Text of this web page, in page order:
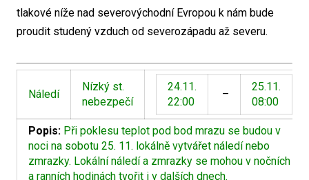
tlakové níže nad severovýchodní Evropou k nám bude
proudit studený vzduch od severozápadu až severu.
Náledí
Nízký st.
nebezpečí
24.11.
22:00
–
25.11.
08:00
Popis: Při poklesu teplot pod bod mrazu se budou v
noci na sobotu 25. 11. lokálně vytvářet náledí nebo
zmrazky. Lokální náledí a zmrazky se mohou v nočních
a ranních hodinách tvořit i v dalších dnech.